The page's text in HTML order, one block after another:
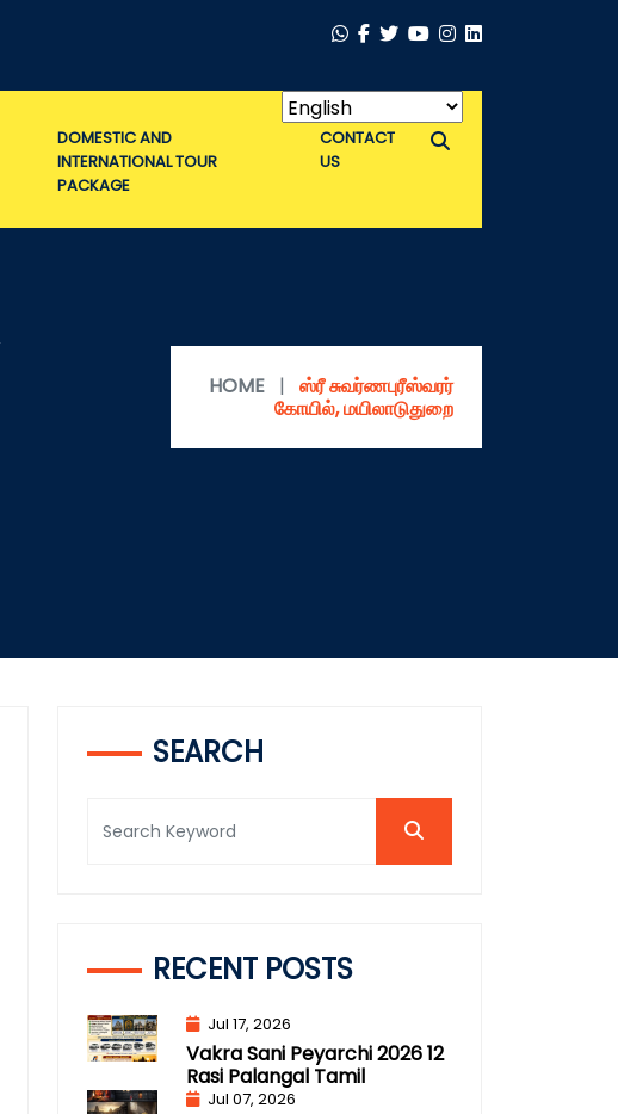
DOMESTIC AND
INTERNATIONAL TOUR
PACKAGE
CONTACT
US
HOME |
ஸ்ரீ சுவர்ணபுரீஸ்வரர்
கோயில், மயிலாடுதுறை
SEARCH
RECENT POSTS
Jul 17, 2026
Vakra Sani Peyarchi 2026 12
Rasi Palangal Tamil
Jul 07, 2026